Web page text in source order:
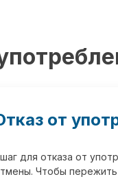
от
шаг для отказа от
Чтобы